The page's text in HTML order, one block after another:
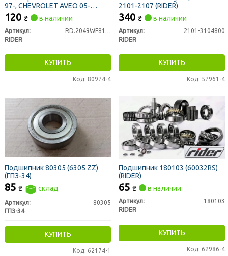
97-, CHEVROLET AVEO 05-
(RIDER)
120 ₴ в наличии
Артикул:
RD.2049WF8101
RIDER
КУПИТЬ
Код: 80974-4
2101-2107 (RIDER)
340 ₴ в наличии
Артикул:
2101-3104800
RIDER
КУПИТЬ
Код: 57961-4
Подшипник 80305 (6305 ZZ)
(ГПЗ-34)
85 ₴ склад
Артикул:
80305
ГПЗ-34
КУПИТЬ
Код: 62174-1
Подшипник 180103 (60032RS)
(RIDER)
65 ₴ в наличии
Артикул:
180103
RIDER
КУПИТЬ
Код: 62986-4